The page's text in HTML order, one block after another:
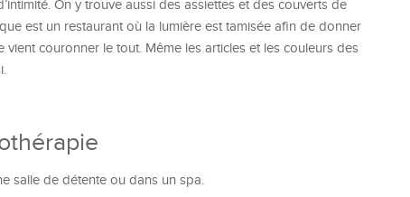
On y trouve aussi des assiettes et des couverts de
est un restaurant où la lumière est tamisée afin de donner
couronner le tout. Même les articles et les couleurs des
salle de détente ou dans un spa.